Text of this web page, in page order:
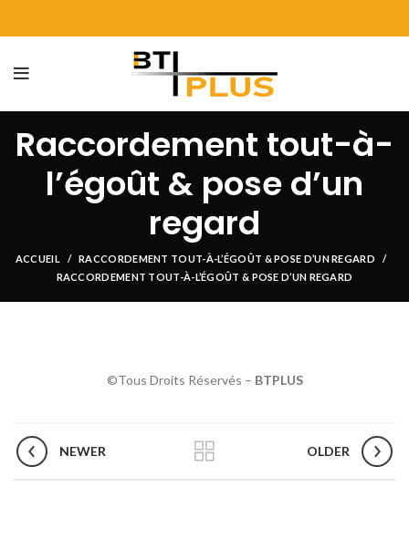
Raccordement tout-à-
l’égoût & pose d’un
regard
ACCUEIL
RACCORDEMENT TOUT-À-L’ÉGOÛT & POSE D’UN REGARD
RACCORDEMENT TOUT-À-L’ÉGOÛT & POSE D’UN REGARD
©Tous Droits Réservés – BTPLUS
NEWER OLDER